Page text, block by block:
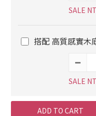
SALE
搭配 高質感實木
SALE
ADD TO CART